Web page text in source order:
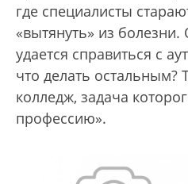
где специалисты
«вытянуть» из болезни.
удается справиться с
что делать остальным?
колледж, задача
профессию».